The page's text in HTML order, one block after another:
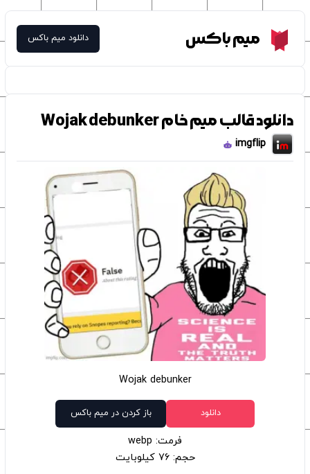
Meme Boxمیم باکس دانلود میم باکس
دانلود قالب میم خام Wojak debunker
imgflip
Wojak debunker
دانلود باز کردن در میم باکس
فرمت: webp
حجم: 76 کیلوبایت